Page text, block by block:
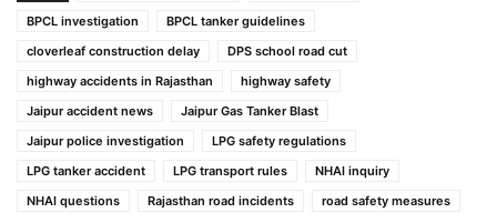
BPCL investigation
BPCL tanker guidelines
cloverleaf construction delay
DPS school road cut
highway accidents in Rajasthan
highway safety
Jaipur accident news
Jaipur Gas Tanker Blast
Jaipur police investigation
LPG safety regulations
LPG tanker accident
LPG transport rules
NHAI inquiry
NHAI questions
Rajasthan road incidents
road safety measures